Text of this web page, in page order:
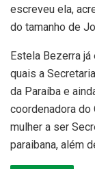
escreveu ela,
do tamanho de
Estela Bezerra
quais a
da Paraíba e
coordenadora do
mulher a ser
paraibana, além